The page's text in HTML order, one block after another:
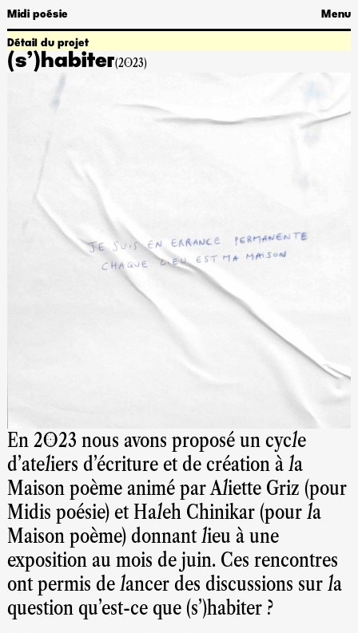
Midi poésie Menu
Détail du projet
(s’)habiter(2023)
En 2023 nous avons proposé un cycle
d’ateliers d’écriture et de création à la
Maison poème animé par Aliette Griz (pour
Midis poésie) et Haleh Chinikar (pour la
Maison poème) donnant lieu à une
exposition au mois de juin. Ces rencontres
ont permis de lancer des discussions sur la
question qu’est-ce que (s’)habiter ?